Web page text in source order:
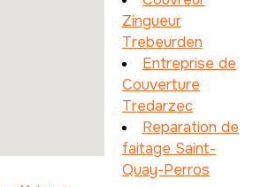
Zingueur
Trebeurden
Entreprise de
Couverture
Tredarzec
Reparation de
faitage Saint-
Quay-Perros